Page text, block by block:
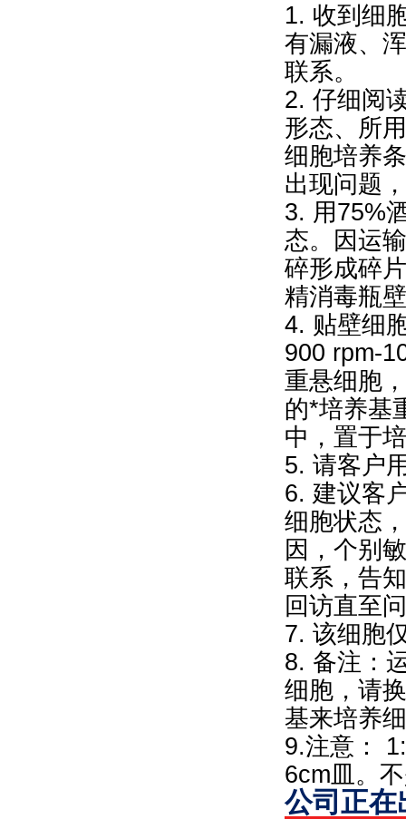
1. 收到细
有漏液、
联系。
2. 仔细阅
形态、所
细胞培养
出现问题
3. 用75%
态。因运
碎形成碎
精消毒瓶
4. 贴壁细
900 rpm-
重悬细胞
的*培养基
中，置于
5. 请客户
6. 建议客
细胞状态
因，个别
联系，告
回访直至
7. 该细胞
8. 备注：
细胞，请
基来培养
9.注意：
6cm皿。
公司正在